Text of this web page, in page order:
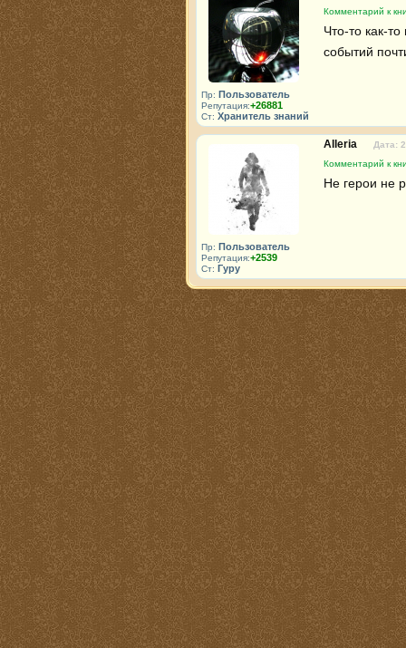
Пр: Пользователь
Репутация:+26881
Ст: Хранитель знаний
Комментарий к
Что-то как-
событий
Пр: Пользователь
Репутация:+2539
Ст: Гуру
Alleria
Дата:
Комментарий к
Не герои не